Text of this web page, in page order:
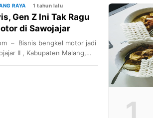
RAYA 1 tahun lalu
Gen Z Ini Tak Ragu
di Sawojajar
– Bisnis bengkel motor jadi
II , Kabupaten Malang,